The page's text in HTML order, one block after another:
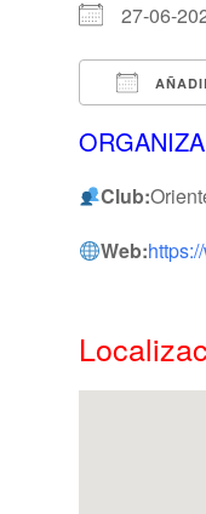
27-06-
Club:
Web: